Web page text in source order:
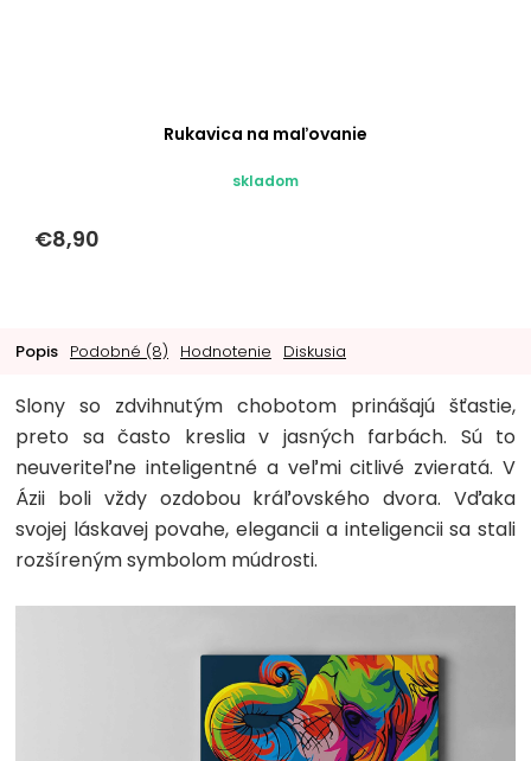
Rukavica na maľovanie
skladom
€8,90
Popis Podobné (8) Hodnotenie Diskusia
Slony so zdvihnutým chobotom prinášajú šťastie,
preto sa často kreslia v jasných farbách. Sú to
neuveriteľne inteligentné a veľmi citlivé zvieratá. V
Ázii boli vždy ozdobou kráľovského dvora. Vďaka
svojej láskavej povahe, elegancii a inteligencii sa stali
rozšíreným symbolom múdrosti.